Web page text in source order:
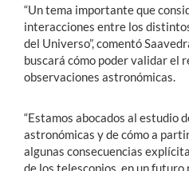
“Un tema importante que
interacciones entre los
del Universo”, comentó
buscará cómo poder validar el
observaciones astronómicas.
“Estamos abocados al estudio
astronómicas y de cómo a
algunas consecuencias
de los telescopios, en un futuro